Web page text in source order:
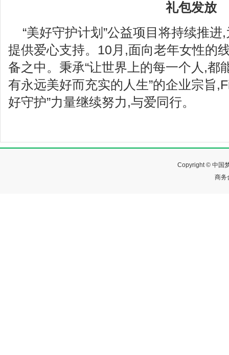
礼包发放
“美好守护计划”公益项目将持续推
提供爱心支持。10月,面向老年女性的
备之中。秉承“让世界上的每一个人,都
有永远美好而充实的人生”的企业宗旨
好守护”力量继续努力,与爱同行。
Copyright © 中国
商